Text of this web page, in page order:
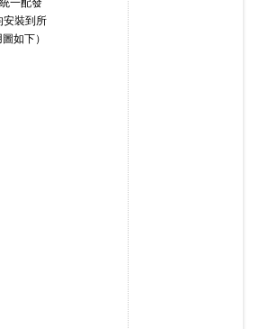
一配發
安裝到所
如下）